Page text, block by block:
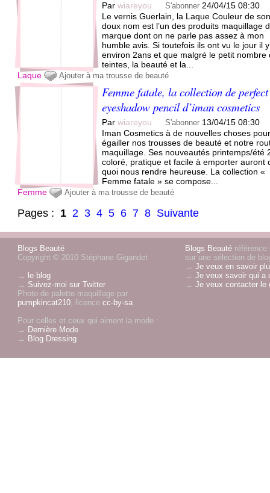
Parwiareyou S'abonner 24/04/15 08:30
Le vernis Guerlain, la Laque Couleur de
doux nom est l’un des produits maquillage
marque dont on ne parle pas assez à mon
humble avis. Si toutefois ils ont vu le jour il
environ 2ans et que malgré le petit nombre
teintes, la beauté et la...
Laque
Ajouter à ma trousse de beauté
Femme fatale, la collection de perfect
eyeshadow pencil d’iman cosmetics
Parwiareyou S'abonner 13/04/15 08:30
Iman Cosmetics à de nouvelles choses
égailler nos trousses de beauté et notre
maquillage. Ses nouveautés printemps/été
coloré, pratique et facile à emporter auront
quoi nous rendre heureuse. La collection «
Femme fatale » se compose...
Femme
Ajouter à ma trousse de beauté
Pages : 1 2 3 4 5 6 7 8 Suivante
Blogs Beauté
Copyright © 2010 Stéphane Gigandet
→
le blog
→ Suivez-moi sur Twitter
Blogs Beauté
sur une sélection de
→Je veux en savoir
→Je veux savoir qui a
→Je veux contacter le
Photo de palette maquillage par
pumpkincat210, licencecc-by-sa
Pour celles et ceux qui aiment la mode :
→ Dernière Mode
→ Blog Dressing